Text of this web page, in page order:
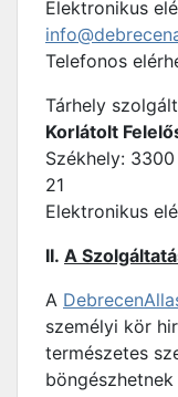
Elektronikus
Telefonos
Tárhely
Korlátolt
Székhely:
21
Elektronikus
II. A
A
személyi kör
természetes